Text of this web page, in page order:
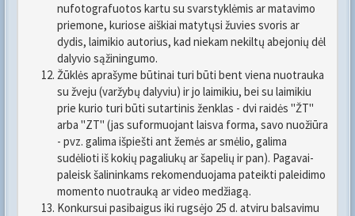
nufotografuotos kartu su svarstyklėmis ar matavimo
priemone, kuriose aiškiai matytųsi žuvies svoris ar
dydis, laimikio autorius, kad niekam nekiltų abejonių dėl
dalyvio sąžiningumo.
Žūklės aprašyme būtinai turi būti bent viena nuotrauka
su žveju (varžybų dalyviu) ir jo laimikiu, bei su laimikiu
prie kurio turi būti sutartinis ženklas - dvi raidės "ŽT"
arba "ZT" (jas suformuojant laisva forma, savo nuožiūra
- pvz. galima išpiešti ant žemės ar smėlio, galima
sudėlioti iš kokių pagaliukų ar šapelių ir pan). Pagavai-
paleisk šalininkams rekomenduojama pateikti paleidimo
momento nuotrauką ar video medžiagą.
Konkursui pasibaigus iki rugsėjo 25 d. atviru balsavimu